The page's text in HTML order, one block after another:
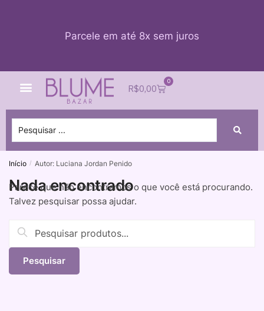
Parcele em até 8x sem juros
R$0,00
0
Início / Autor: Luciana Jordan Penido
Nada encontrado
Parece que não encontramos o que você está procurando.
Talvez pesquisar possa ajudar.